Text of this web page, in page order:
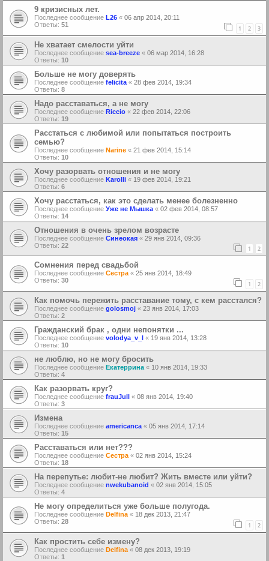
9 кризисных лет.
Последнее сообщение L26 « 06 апр 2014, 20:11
Ответы: 51 1 2 3
Не хватает смелости уйти
Последнее сообщение sea-breeze « 06 мар 2014, 16:28
Ответы: 10
Больше не могу доверять
Последнее сообщение felicita « 28 фев 2014, 19:34
Ответы: 8
Надо расставаться, а не могу
Последнее сообщение Riccio « 22 фев 2014, 22:06
Ответы: 19
Расстаться с любимой или попытаться построить
семью?
Последнее сообщение Narine « 21 фев 2014, 15:14
Ответы: 10
Хочу разорвать отношения и не могу
Последнее сообщение Karolli « 19 фев 2014, 19:21
Ответы: 6
Хочу расстаться, как это сделать менее болезненно
Последнее сообщение Уже не Мышка « 02 фев 2014, 08:57
Ответы: 14
Отношения в очень зрелом возрасте
Последнее сообщение Синеокая « 29 янв 2014, 09:36
Ответы: 22 1 2
Сомнения перед свадьбой
Последнее сообщение Сестра « 25 янв 2014, 18:49
Ответы: 30 1 2
Как помочь пережить расставание тому, с кем расстался?
Последнее сообщение golosmoj « 23 янв 2014, 17:03
Ответы: 2
Гражданский брак , одни непонятки ...
Последнее сообщение volodya_v_l « 19 янв 2014, 13:28
Ответы: 10
не люблю, но не могу бросить
Последнее сообщение Екатеррина « 10 янв 2014, 19:33
Ответы: 4
Как разорвать круг?
Последнее сообщение frauJull « 08 янв 2014, 19:40
Ответы: 3
Измена
Последнее сообщение americanca « 05 янв 2014, 17:14
Ответы: 15
Расставаться или нет???
Последнее сообщение Сестра « 02 янв 2014, 15:24
Ответы: 18
На перепутье: любит-не любит? Жить вместе или уйти?
Последнее сообщение nwekubanoid « 02 янв 2014, 15:05
Ответы: 4
Не могу определиться уже больше полугода.
Последнее сообщение Delfina « 18 дек 2013, 21:47
Ответы: 28 1 2
Как простить себе измену?
Последнее сообщение Delfina « 08 дек 2013, 19:19
Ответы: 1